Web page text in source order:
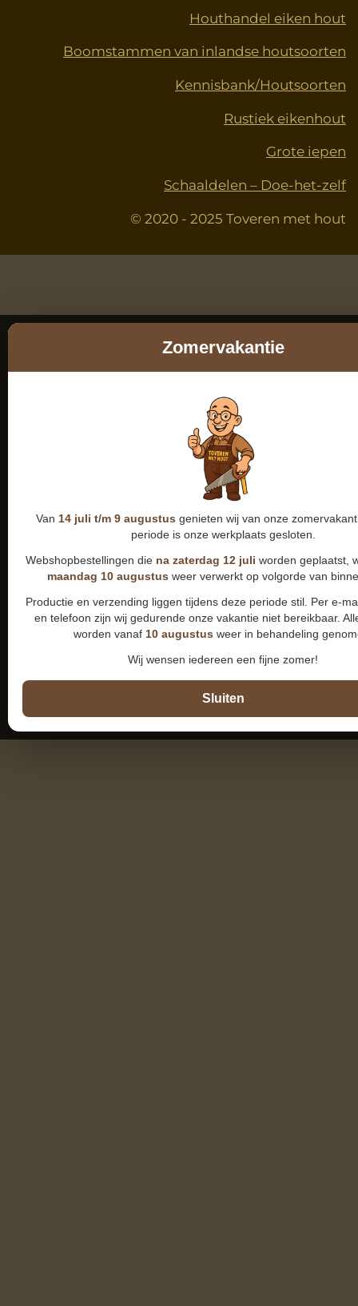
Houthandel eiken hout
Boomstammen van inlandse houtsoorten
Kennisbank/Houtsoorten
Rustiek eikenhout
Grote iepen
Schaaldelen – Doe-het-zelf
© 2020 - 2025 Toveren met hout
Zomervakantie
Van 14 juli t/m 9 augustus genieten wij van onze
periode is onze werkplaats gesloten.
Webshopbestellingen die na zaterdag 12 juli worden geplaatst,
maandag 10 augustus weer verwerkt op volgorde van
Productie en verzending liggen tijdens deze periode stil. Per e-
en telefoon zijn wij gedurende onze vakantie niet bereikbaar.
worden vanaf 10 augustus weer in behandeling
Wij wensen iedereen een fijne zomer!
Sluiten